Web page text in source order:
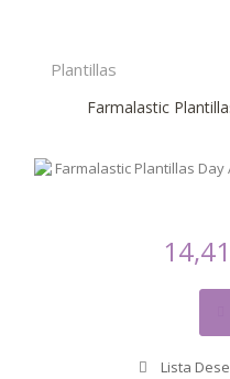
Plantillas
Farmalastic
Lista